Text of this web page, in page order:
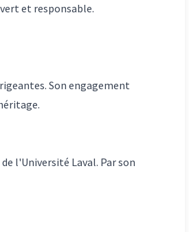
et responsable.
Son engagement
l'Université Laval. Par son